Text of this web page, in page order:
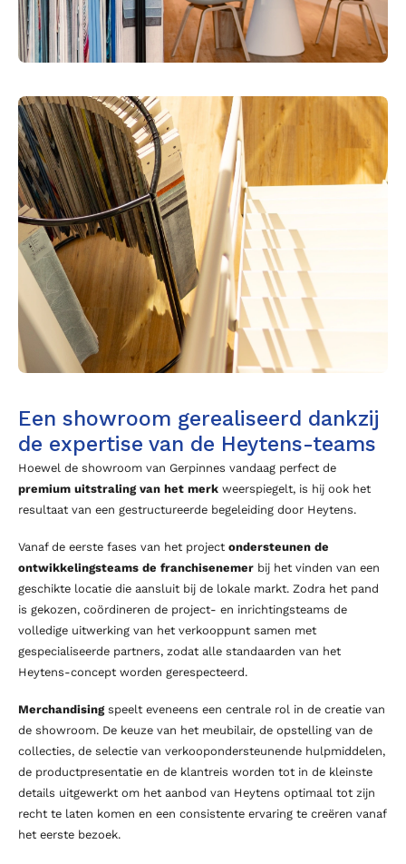
Een showroom gerealiseerd dankzij
de expertise van de Heytens-teams
Hoewel de showroom van Gerpinnes vandaag perfect de
premium uitstraling van het merk weerspiegelt, is hij ook het
resultaat van een gestructureerde begeleiding door Heytens.
Vanaf de eerste fases van het project ondersteunen de
ontwikkelingsteams de franchisenemer bij het vinden van een
geschikte locatie die aansluit bij de lokale markt. Zodra het pand
is gekozen, coördineren de project- en inrichtingsteams de
volledige uitwerking van het verkooppunt samen met
gespecialiseerde partners, zodat alle standaarden van het
Heytens-concept worden gerespecteerd.
Merchandisingspeelt eveneens een centrale rol in de creatie van
de showroom. De keuze van het meubilair, de opstelling van de
collecties, de selectie van verkoopondersteunende hulpmiddelen,
de productpresentatie en de klantreis worden tot in de kleinste
details uitgewerkt om het aanbod van Heytens optimaal tot zijn
recht te laten komen en een consistente ervaring te creëren vanaf
het eerste bezoek.